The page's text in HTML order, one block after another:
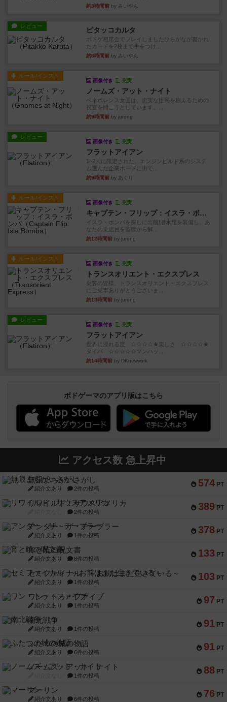
約8時間前 by みいやん
レビュー ピタッコカルタ
ボドゲ相席会でプレイしましたひらがなが書かれ
たカードを2枚まで手をつけ...
約8時間前 by みいやん
ルール/インスト
画像付き 充実
ノームズ・アット・ナイト
ベネボレンス女王は、忠実な臣民を称えるための
祝宴を開こうとしています。...
約9時間前 by jurong
レビュー
画像付き 充実
フラットアイアン
1~2人に限定された、エンジンビルド系のシステ
ム選んだ企業ボードに街で...
約9時間前 by あくり
ルール/インスト
画像付き 充実
キャプテン・フリップ：イスラ・ボンバ
イスラ・ボンバを探しに出航!潜水艦を装備し、あ
なたの乗組員を監獄から解...
約12時間前 by jurong
ルール/インスト
画像付き 充実
トランスオリエント・エクスプレス
乗客の皆様、トランスオリエント・エクスプレス
にご乗車ありがとうございま...
約13時間前 by jurong
レビュー
画像付き 充実
フラットアイアン
世界に浸れる度 ☆☆☆☆★楽しさ ☆☆☆☆★
タイパ ☆☆☆☆☆マンハッ...
約14時間前 by DKnewyork
ボドゲーマのアプリ版はこちら
アクセス数 急上昇中
574 PT
無限まちがいさがし
紹介文あり 2件の投稿
389 PT
リワイルド：サウスアメリカ
2件の投稿
378 PT
アンダー・ザ・テーブラー
紹介文あり 1件の投稿
133 PT
宵と暁の呪文書
紹介文あり 8件の投稿
103 PT
セミファイナル ～お前はまだ生きている～
紹介文あり 1件の投稿
97 PT
ワン・トゥ・ファイブ
紹介文あり 1件の投稿
91 PT
南北戦争
紹介文あり 1件の投稿
91 PT
ふたつの城の物語
紹介文あり 6件の投稿
88 PT
ノームズ・アット・ナイト
1件の投稿
76 PT
マーリン
紹介文あり 6件の投稿